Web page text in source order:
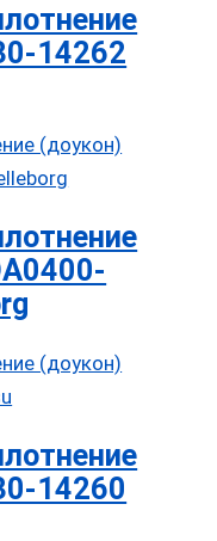
14262
14260